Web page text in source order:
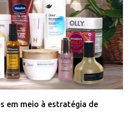
em meio à estratégia de